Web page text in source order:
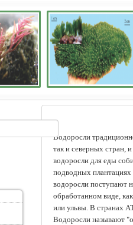
Водоросли
так и северных стран,
водоросли для еды
подводных
водоросли поступают
обработанном виде,
или ульвы. В странах
Водоросли называют